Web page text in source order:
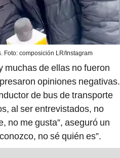
Foto: composición LR/Instagram
muchas de ellas no fueron
opiniones negativas.
de bus de transporte
al ser entrevistados, no
no me gusta”, aseguró un
no sé quién es”.